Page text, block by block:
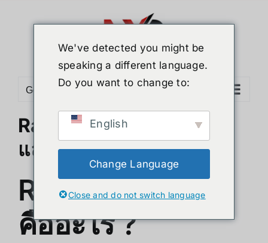
Go to...
Raspberry Pi 5 คืออะไร ?
และดีกว่า Pi 4 อย่างไร
Raspberry Pi 5
คืออะไร ?
We've detected you might be
speaking a different language.
Do you want to change to:
English
Change Language
Close and do not switch language